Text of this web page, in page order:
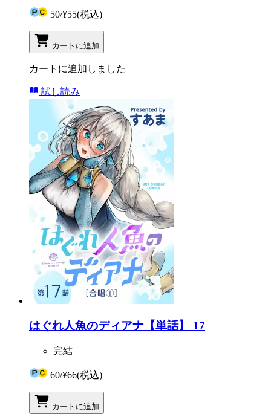
50/¥55(税込)
カートに追加
カートに追加しました
試し読み
はぐれ人魚のディアナ【単話】 17
完結
60/¥66(税込)
カートに追加